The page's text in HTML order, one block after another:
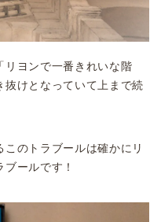
リヨンで一番きれいな階
けとなっていて上まで続
のトラブールは確かにリ
ールです！